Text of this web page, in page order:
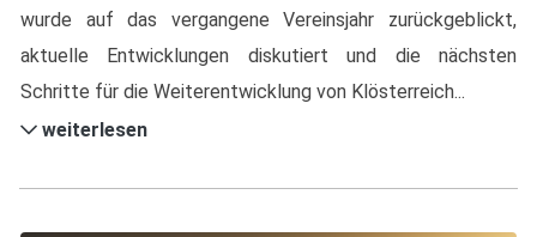
wurde auf das vergangene Vereinsjahr zurückgeblickt,
aktuelle Entwicklungen diskutiert und die nächsten
Schritte für die Weiterentwicklung von Klösterreich...
weiterlesen